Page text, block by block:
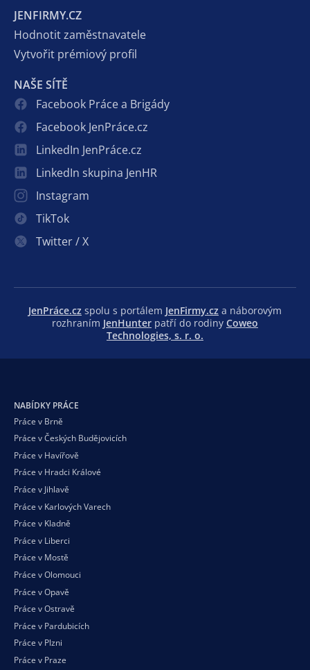
JENFIRMY.CZ
Hodnotit zaměstnavatele
Vytvořit prémiový profil
NAŠE SÍTĚ
Facebook Práce a Brigády
Facebook JenPráce.cz
LinkedIn JenPráce.cz
LinkedIn skupina JenHR
Instagram
TikTok
Twitter / X
JenPráce.cz spolu s portálem JenFirmy.cz a náborovým
rozhraním JenHunter patří do rodiny Coweo
Technologies, s. r. o.
NABÍDKY PRÁCE
Práce v Brně
Práce v Českých Budějovicích
Práce v Havířově
Práce v Hradci Králové
Práce v Jihlavě
Práce v Karlových Varech
Práce v Kladně
Práce v Liberci
Práce v Mostě
Práce v Olomouci
Práce v Opavě
Práce v Ostravě
Práce v Pardubicích
Práce v Plzni
Práce v Praze